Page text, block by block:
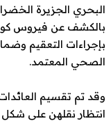
الجزيرة
التعقيم وضمان
المعتمد.
تم تقسيم العائدات
نقلهن على شكل